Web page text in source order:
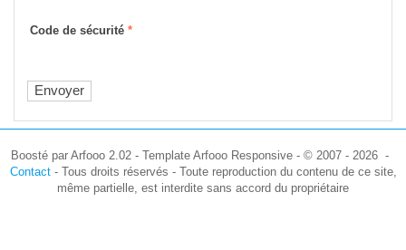
Code de sécurité *
Boosté par Arfooo 2.02 - Template Arfooo Responsive - © 2007 - 2026 -
Contact- Tous droits réservés - Toute reproduction du contenu de ce site,
même partielle, est interdite sans accord du propriétaire